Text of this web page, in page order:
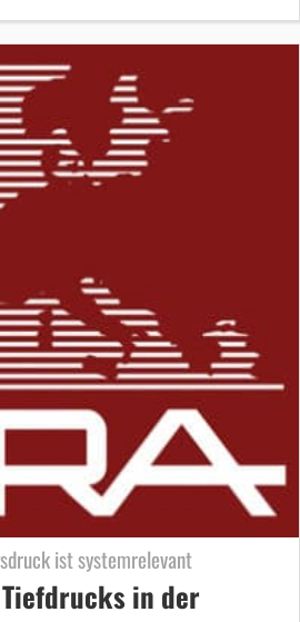
ist systemrelevant
in der